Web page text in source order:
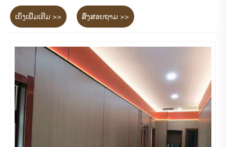
ເບິ່ງເພີ່ມເຕີມ >> ສົ່ງສອບຖາມ >>